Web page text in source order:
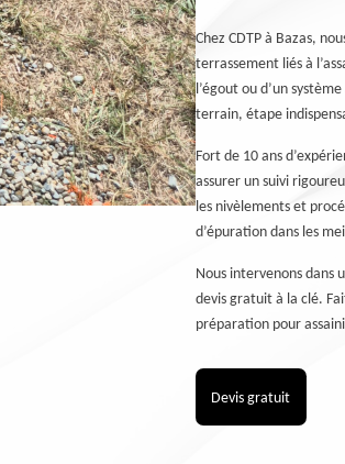
Chez CDTP à Bazas,
terrassement liés à
l’égout ou d’un
terrain, étape
Fort de 10 ans
assurer un suivi
les nivèlements et
d’épuration dans les
Nous intervenons dans
devis gratuit à la clé.
préparation pour
Devis gratuit